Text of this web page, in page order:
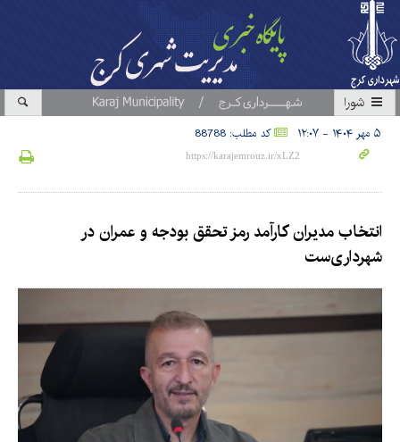
شورا
۵ مهر ۱۴۰۴ - ۱۲:۰۷ کد مطلب: 88788
انتخاب مدیران کارآمد رمز تحقق بودجه و عمران در
شهرداری‌ست